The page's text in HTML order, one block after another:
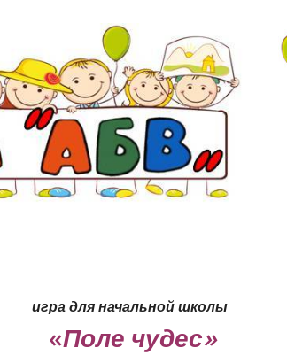
игра для начальной школы
«Поле чудес»